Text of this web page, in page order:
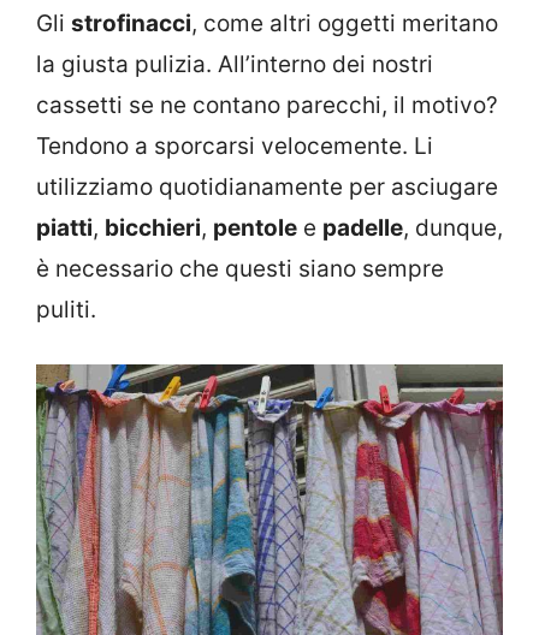
Gli strofinacci, come altri oggetti meritano
la giusta pulizia. All’interno dei nostri
cassetti se ne contano parecchi, il motivo?
Tendono a sporcarsi velocemente. Li
utilizziamo quotidianamente per asciugare
piatti, bicchieri, pentole e padelle, dunque,
è necessario che questi siano sempre
puliti.